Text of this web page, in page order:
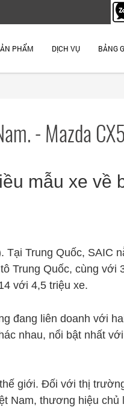
PHẨM DỊCH VỤ BẢNG
- Mazda CX5
mẫu xe về
Trung Quốc, SAIC
Trung Quốc, cùng với
với 4,5 triệu xe.
đang liên doanh với
nhau, nổi bật nhất
giới. Đối với thị
Nam, thương hiệu chủ